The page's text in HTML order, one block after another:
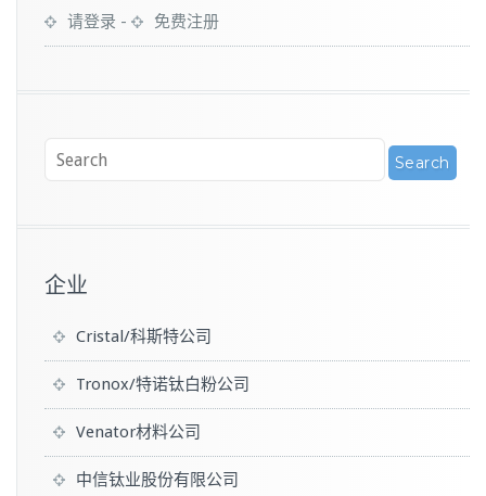
请登录 - 免费注册
企业
Cristal/科斯特公司
Tronox/特诺钛白粉公司
Venator材料公司
中信钛业股份有限公司